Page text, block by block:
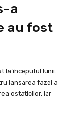
a
au fost
la începutul lunii.
lansarea fazei a
ostaticilor, iar